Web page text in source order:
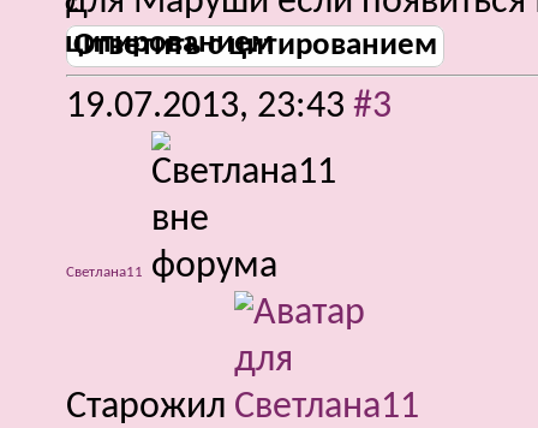
Ответить с цитированием
19.07.2013, 23:43 #3
Светлана11
Старожил